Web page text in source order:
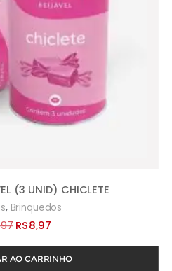
(3 UNID) CHICLETE
, Brinquedos
O
preço
original
R$8,97O
preço
atual
AO CARRINHO